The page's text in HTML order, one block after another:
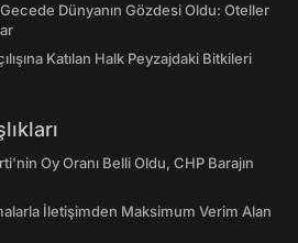
Gecede Dünyanın Gözdesi Oldu: Oteller
Katılan Halk Peyzajdaki Bitkileri
Oy Oranı Belli Oldu, CHP Barajın
İletişimden Maksimum Verim Alan